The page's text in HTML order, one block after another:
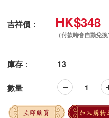
吉祥價： HK$348
（付款時會自動兌
庫存： 13
數量
立即購買 加入購物